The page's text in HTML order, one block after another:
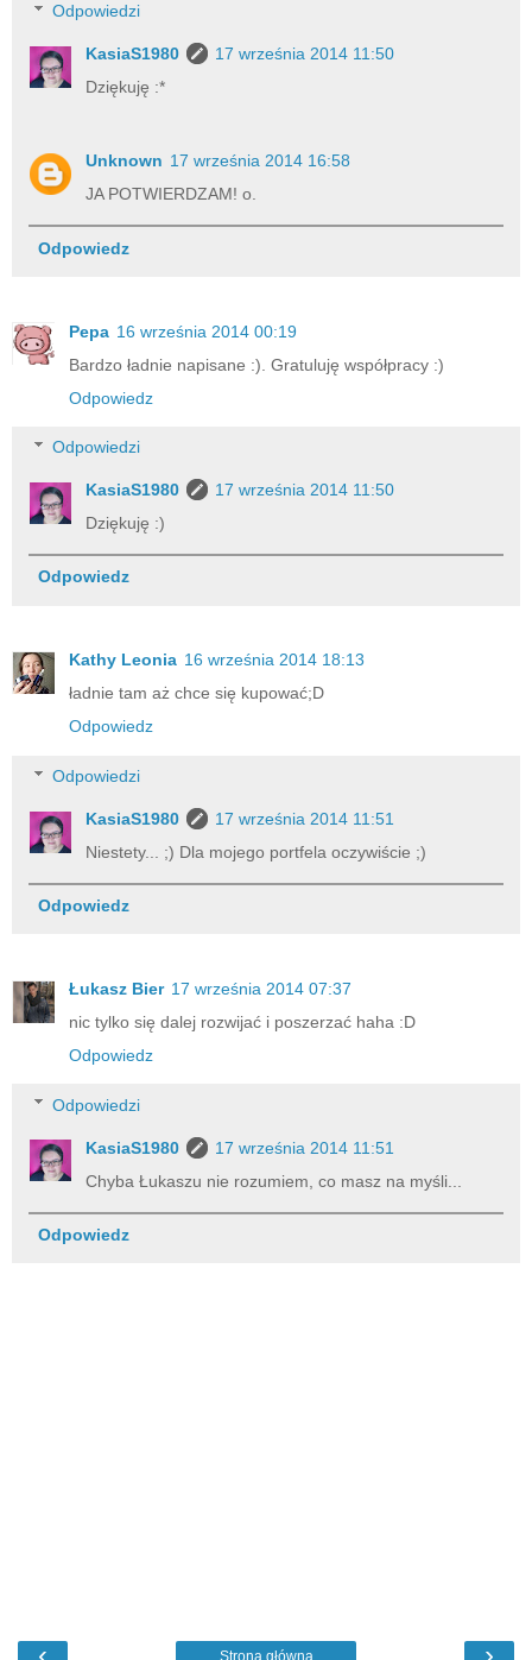
Odpowiedzi
KasiaS1980
17 września 2014 11:50
Dziękuję :*
Unknown 17 września 2014 16:58
JA POTWIERDZAM! o.
Odpowiedz
Pepa 16 września 2014 00:19
Bardzo ładnie napisane :). Gratuluję współpracy :)
Odpowiedz
Odpowiedzi
KasiaS1980
17 września 2014 11:50
Dziękuję :)
Odpowiedz
Kathy Leonia 16 września 2014 18:13
ładnie tam aż chce się kupować;D
Odpowiedz
Odpowiedzi
KasiaS1980
17 września 2014 11:51
Niestety... ;) Dla mojego portfela oczywiście ;)
Odpowiedz
Łukasz Bier 17 września 2014 07:37
nic tylko się dalej rozwijać i poszerzać haha :D
Odpowiedz
Odpowiedzi
KasiaS1980
17 września 2014 11:51
Chyba Łukaszu nie rozumiem, co masz na myśli...
Odpowiedz
Strona główna